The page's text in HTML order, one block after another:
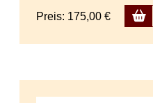
Preis: 175,00 €